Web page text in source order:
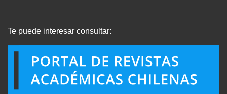
Te puede interesar consultar: